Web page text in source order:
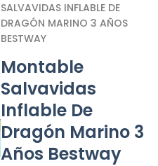
SALVAVIDAS INFLABLE DE
DRAGÓN MARINO 3 AÑOS
BESTWAY
Montable
Salvavidas
Inflable De
Dragón Marino 3
Años Bestway